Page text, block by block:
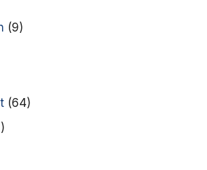
(9)
(64)